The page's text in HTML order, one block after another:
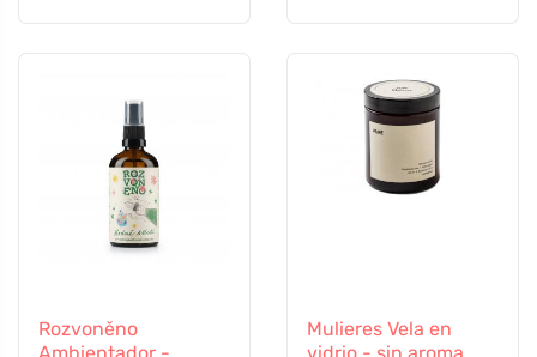
Rozvoněno
Ambientador -
Mulieres Vela en
vidrio - sin aroma